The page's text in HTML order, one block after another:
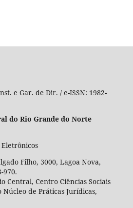
e Gar. de Dir. / e-ISSN: 1982-
do Rio Grande do Norte
Filho, 3000, Lagoa Nova,
970.
Central, Centro Ciências Sociais
Núcleo de Práticas Jurídicas,